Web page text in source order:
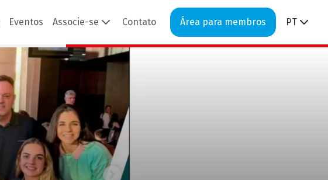
Eventos Associe-se Contato Área para membros PT